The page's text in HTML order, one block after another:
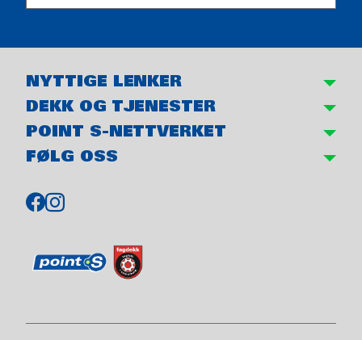
NYTTIGE LENKER
DEKK OG TJENESTER
POINT S-NETTVERKET
FØLG OSS